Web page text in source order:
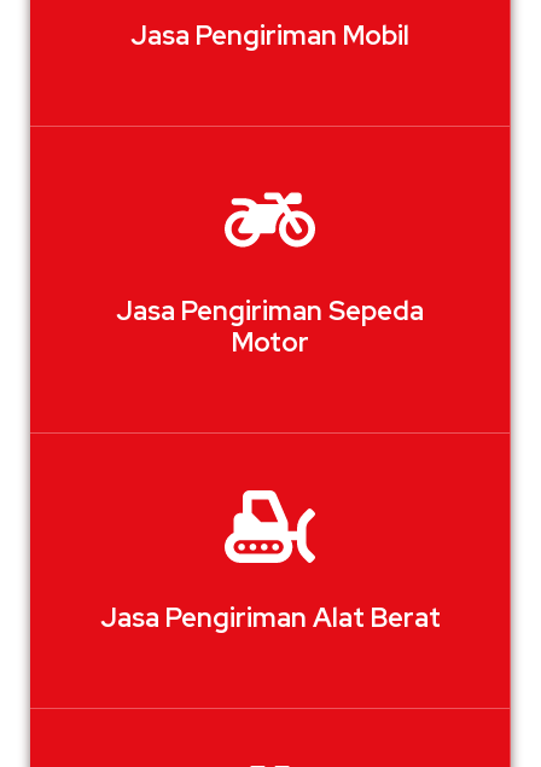
Jasa Pengiriman Mobil
Jasa Pengiriman Sepeda
Motor
Jasa Pengiriman Alat Berat